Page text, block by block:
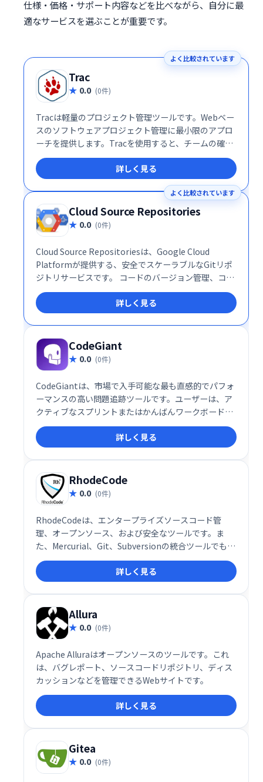
仕様・価格・サポート内容などを比べながら、自分に最
適なサービスを選ぶことが重要です。
よく比較されています
Trac
0.0 (0件)
Tracは軽量のプロジェクト管理ツールです。Webベー
スのソフトウェアプロジェクト管理に最小限のアプロ
ーチを提供します。Tracを使用すると、チームの確立
された開発プロセスを管理できます。
詳しく見る
よく比較されています
Cloud Source Repositories
0.0 (0件)
Cloud Source Repositoriesは、Google Cloud
Platformが提供する、安全でスケーラブルなGitリポ
ジトリサービスです。 コードのバージョン管理、コラ
ボレーション、CI/CDパイプラインとの統合を容易に
します。 世界中の開発者チームが利用し、信頼性の高
いソースコード管理を実現します。 柔軟な料金体系
で、規模に合わせてご利用いただけます。
詳しく見る
CodeGiant
0.0 (0件)
CodeGiantは、市場で入手可能な最も直感的でパフォ
ーマンスの高い問題追跡ツールです。ユーザーは、ア
クティブなスプリントまたはかんばんワークボードの
2つのプロジェクトスタイルを選択できます。
詳しく見る
RhodeCode
0.0 (0件)
RhodeCodeは、エンタープライズソースコード管
理、オープンソース、および安全なツールです。ま
た、Mercurial、Git、Subversionの統合ツールでもあ
ります。RhodeCodeのCommunity Editionは無料で
す。ただし、エンタープライズエディションの料金を
支払えば、エンタープライズツール、プレミアムサポ
ートなどと統合できます。
詳しく見る
Allura
0.0 (0件)
Apache Alluraはオープンソースのツールです。これ
は、バグレポート、ソースコードリポジトリ、ディス
カッションなどを管理できるWebサイトです。
詳しく見る
Gitea
0.0 (0件)